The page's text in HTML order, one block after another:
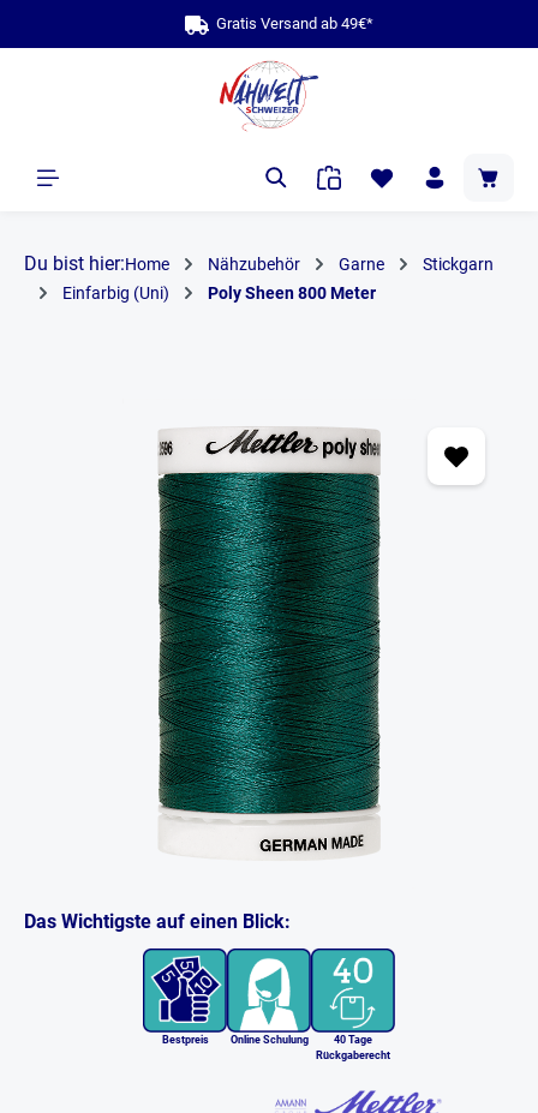
Du bist hier:Home Nähzubehör Garne
Stickgarn
Einfarbig (Uni)
Poly Sheen 800 Meter
Das Wichtigste auf einen Blick:
Bestpreis Online Schulung
40 Tage
Rückgaberecht